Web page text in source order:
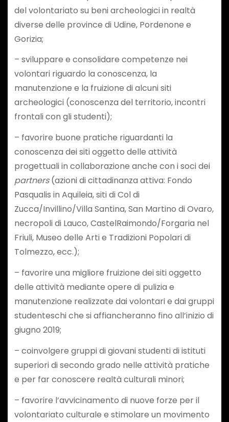
del volontariato su beni archeologici in realtà
diverse delle province di Udine, Pordenone e
Gorizia;
– sviluppare e consolidare competenze nei
volontari riguardo la conoscenza, la
manutenzione e la fruizione di alcuni siti
archeologici (conoscenza del territorio, incontri
frontali con gli studenti);
– favorire buone pratiche riguardanti la
conoscenza dei siti oggetto delle attività
progettuali in collaborazione anche con i soci dei
partners(azioni di cittadinanza attiva: Fondo
Pasqualis in Aquileia, siti di Col di
Zucca/Invillino/Villa Santina, San Martino di Ovaro,
necropoli di Lauco, CastelRaimondo/Forgaria nel
Friuli, Museo delle Arti e Tradizioni Popolari di
Tolmezzo, ecc.);
– favorire una migliore fruizione dei siti oggetto
delle attività mediante opere di pulizia e
manutenzione realizzate dai volontari e dai gruppi
studenteschi che si affiancheranno fino all’inizio di
giugno 2019;
– coinvolgere gruppi di giovani studenti di istituti
superiori di secondo grado nelle attività pratiche
e per far conoscere realtà culturali minori;
– favorire l’avvicinamento di nuove forze per il
volontariato culturale e stimolare un movimento